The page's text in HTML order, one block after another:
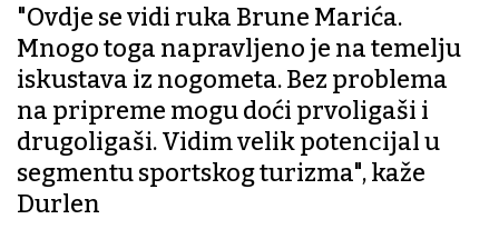
"Ovdje se vidi ruka Brune Marića.
Mnogo toga napravljeno je na temelju
iskustava iz nogometa. Bez problema
na pripreme mogu doći prvoligaši i
drugoligaši. Vidim velik potencijal u
segmentu sportskog turizma", kaže
Durlen